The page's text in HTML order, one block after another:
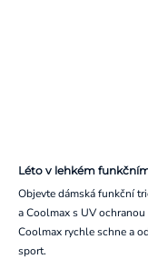
Léto v lehkém
Objevte dámská funkční
a Coolmax s UV
Coolmax rychle schne a
sport.